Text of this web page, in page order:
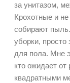
за унитазом,
Крохотные и не
собирают
уборки,
для пола. Мне
кто ожидает
квадратными